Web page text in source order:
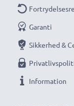
Garanti
Sikkerhed &
Information